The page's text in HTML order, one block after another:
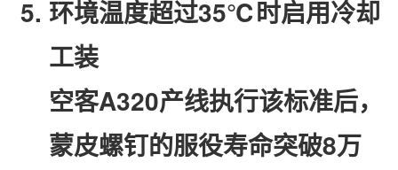
环境温度超过35℃时启用冷却
工装
空客A320产线执行该标准后，
蒙皮螺钉的服役寿命突破8万